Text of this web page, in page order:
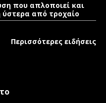
που απλοποιεί και
από τροχαίο
Περισσότερες ειδήσεις